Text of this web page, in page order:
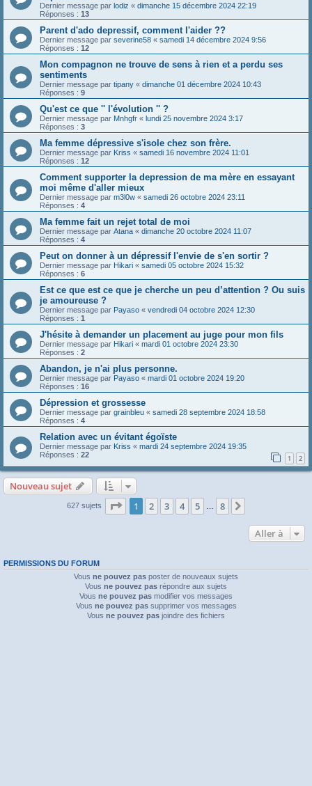
Dernier message par lodiz « dimanche 15 décembre 2024 22:19
Réponses : 13
Parent d'ado depressif, comment l'aider ??
Dernier message par severine58 « samedi 14 décembre 2024 9:56
Réponses : 12
Mon compagnon ne trouve de sens à rien et a perdu ses
sentiments
Dernier message par tipany « dimanche 01 décembre 2024 10:43
Réponses : 9
Qu'est ce que '' l'évolution '' ?
Dernier message par Mnhgfr « lundi 25 novembre 2024 3:17
Réponses : 3
Ma femme dépressive s'isole chez son frère.
Dernier message par Kriss « samedi 16 novembre 2024 11:01
Réponses : 12
Comment supporter la depression de ma mère en essayant
moi même d'aller mieux
Dernier message par m3l0w « samedi 26 octobre 2024 23:11
Réponses : 4
Ma femme fait un rejet total de moi
Dernier message par Atana « dimanche 20 octobre 2024 11:07
Réponses : 4
Peut on donner à un dépressif l'envie de s'en sortir ?
Dernier message par Hikari « samedi 05 octobre 2024 15:32
Réponses : 6
Est ce que est ce que je cherche un peu d’attention ? Ou suis
je amoureuse ?
Dernier message par Payaso « vendredi 04 octobre 2024 12:30
Réponses : 1
J'hésite à demander un placement au juge pour mon fils
Dernier message par Hikari « mardi 01 octobre 2024 23:30
Réponses : 2
Abandon, je n'ai plus personne.
Dernier message par Payaso « mardi 01 octobre 2024 19:20
Réponses : 16
Dépression et grossesse
Dernier message par grainbleu « samedi 28 septembre 2024 18:58
Réponses : 4
Relation avec un évitant égoïste
Dernier message par Kriss « mardi 24 septembre 2024 19:35
Réponses : 22 1 2
Nouveau sujet
627 sujets Page 1sur8
1 2 3 4 5 8
Aller à
PERMISSIONS DU FORUM
Vous ne pouvez pas poster de nouveaux sujets
Vous ne pouvez pas répondre aux sujets
Vous ne pouvez pas modifier vos messages
Vous ne pouvez passupprimer vos messages
Vous ne pouvez pas joindre des fichiers